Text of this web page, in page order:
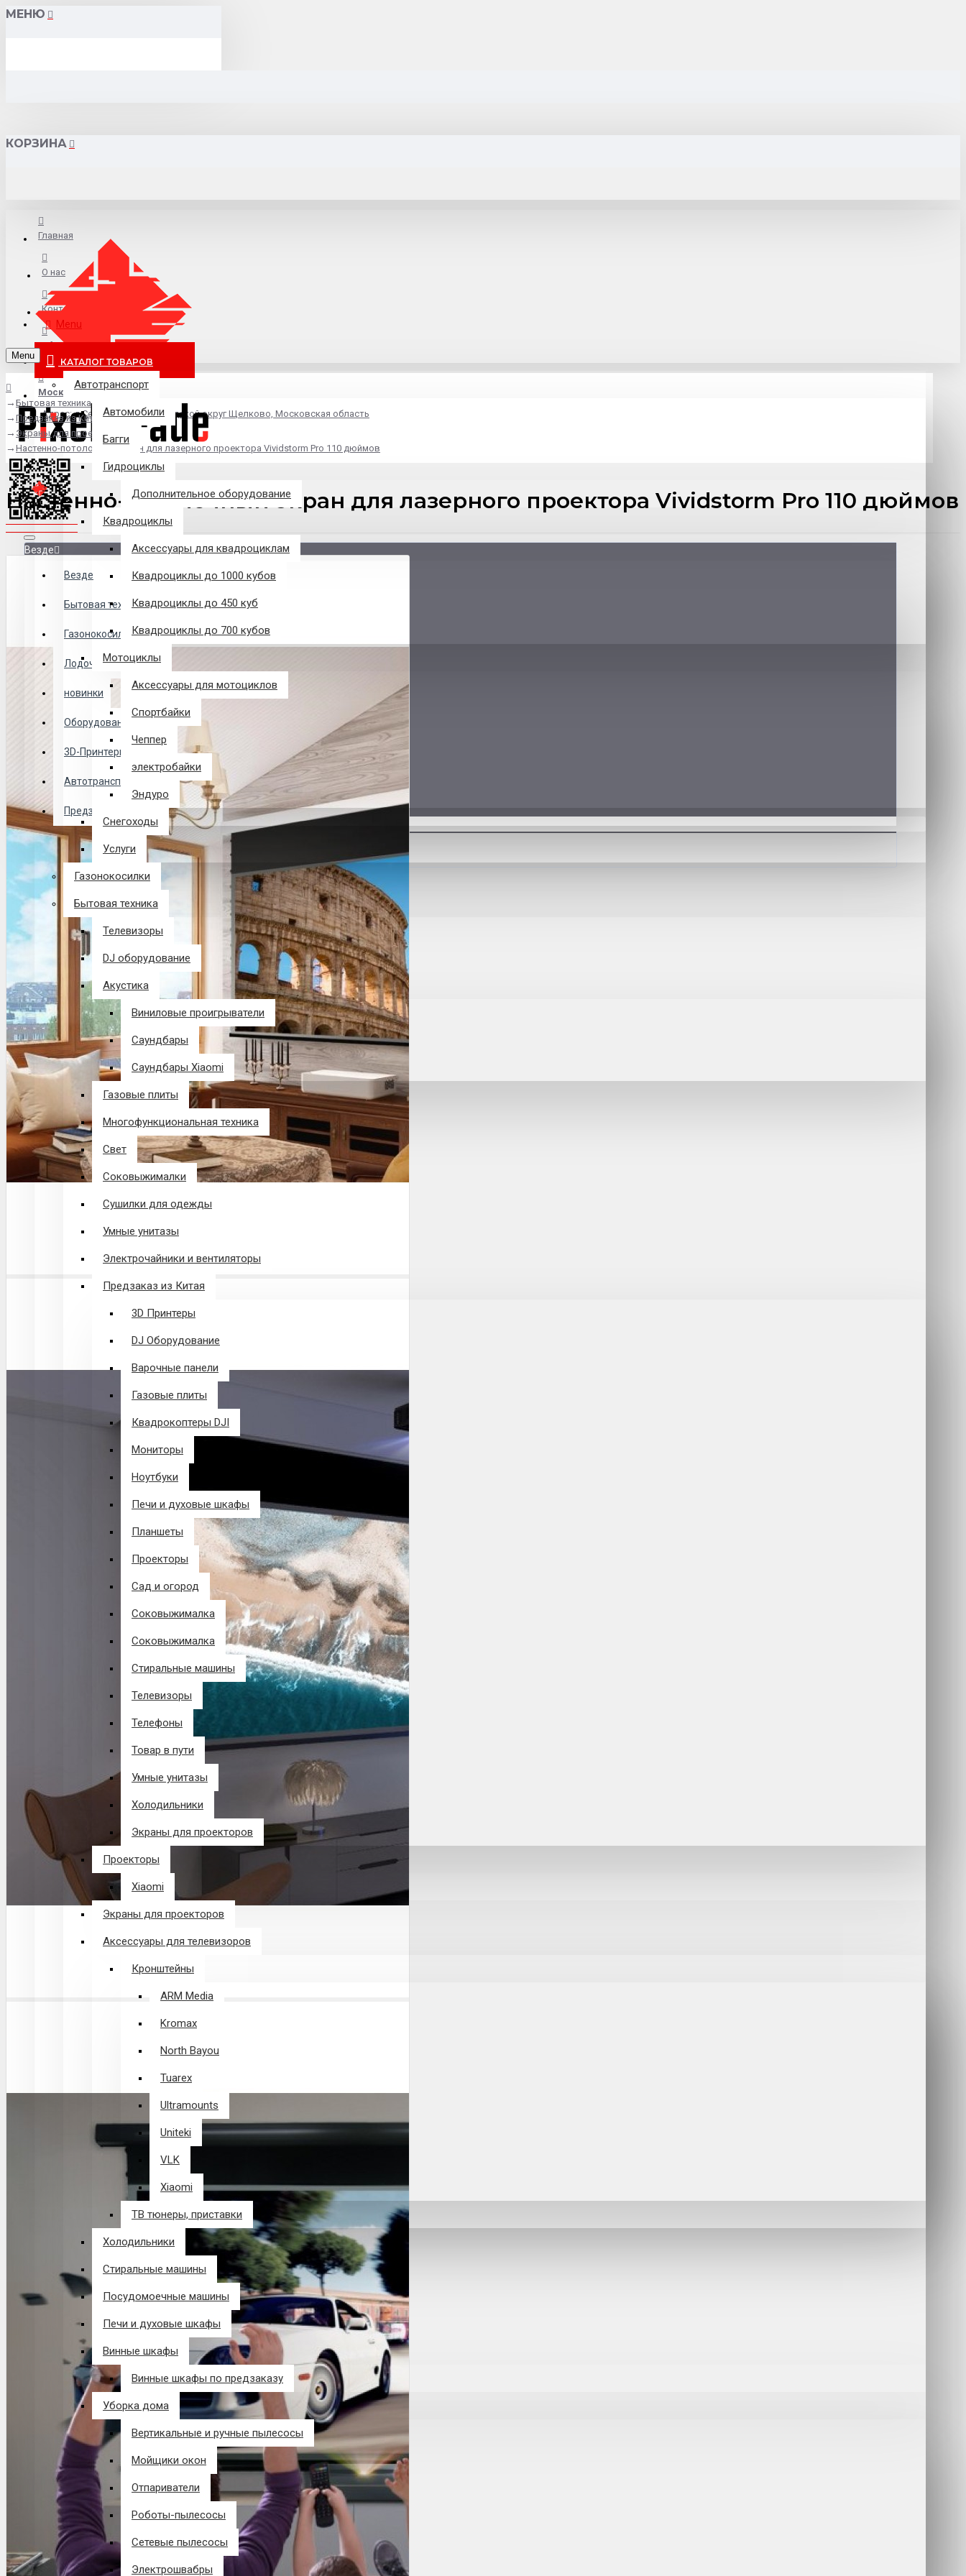
МЕНЮ
КОРЗИНА
Главная
О нас
Контакты
info@pixel-trade.ru
Москва
Адрес: д.Серково, вл1А, городской округ Щелково, Московская область
Везде
Везде
Бытовая техника
Газонокосилки
Лодочные Моторы
новинки
Оборудование
3D-Принтеры
Автотранспорт
Предзаказ из Китая
Филиалы
Логин
Закладки
0 товар(ов) - 0 р.
В корзине пусто!
Menu
КАТАЛОГ ТОВАРОВ
Автотранспорт
Автомобили
Багги
Гидроциклы
Дополнительное оборудование
Квадроциклы
Аксессуары для квадроциклам
Квадроциклы до 1000 кубов
Квадроциклы до 450 куб
Квадроциклы до 700 кубов
Мотоциклы
Аксессуары для мотоциклов
Спортбайки
Чеппер
электробайки
Эндуро
Снегоходы
Услуги
Газонокосилки
Бытовая техника
Телевизоры
DJ оборудование
Акустика
Виниловые проигрыватели
Саундбары
Саундбары Xiaomi
Газовые плиты
Многофункциональная техника
Свет
Соковыжималки
Сушилки для одежды
Умные унитазы
Электрочайники и вентиляторы
Предзаказ из Китая
3D Принтеры
DJ Оборудование
Варочные панели
Газовые плиты
Квадрокоптеры DJI
Мониторы
Ноутбуки
Печи и духовые шкафы
Планшеты
Проекторы
Сад и огород
Соковыжималка
Соковыжималка
Стиральные машины
Телевизоры
Телефоны
Товар в пути
Умные унитазы
Холодильники
Экраны для проекторов
Проекторы
Xiaomi
Экраны для проекторов
Аксессуары для телевизоров
Кронштейны
ARM Media
Kromax
North Bayou
Tuarex
Ultramounts
Uniteki
VLK
Xiaomi
ТВ тюнеры, приставки
Холодильники
Стиральные машины
Посудомоечные машины
Печи и духовые шкафы
Винные шкафы
Винные шкафы по предзаказу
Уборка дома
Вертикальные и ручные пылесосы
Мойщики окон
Отпариватели
Роботы-пылесосы
Сетевые пылесосы
Электрошвабры
Menu
Бытовая техника
Предзаказ из Китая
Экраны для проекторов
Настенно-потолочный экран для лазерного проектора Vividstorm Pro 110 дюймов
Настенно-потолочный экран для лазерного проектора Vividstorm Pro 110 дюймов